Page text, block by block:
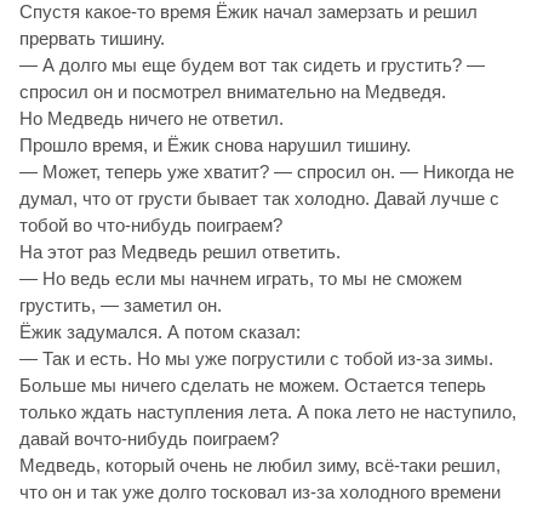
Спустя какое-то время Ёжик начал замерзать и решил
прервать тишину.
— А долго мы еще будем вот так сидеть и грустить? —
спросил он и посмотрел внимательно на Медведя.
Но Медведь ничего не ответил.
Прошло время, и Ёжик снова нарушил тишину.
— Может, теперь уже хватит? — спросил он. — Никогда не
думал, что от грусти бывает так холодно. Давай лучше с
тобой во что-нибудь поиграем?
На этот раз Медведь решил ответить.
— Но ведь если мы начнем играть, то мы не сможем
грустить, — заметил он.
Ёжик задумался. А потом сказал:
— Так и есть. Но мы уже погрустили с тобой из-за зимы.
Больше мы ничего сделать не можем. Остается теперь
только ждать наступления лета. А пока лето не наступило,
давай вочто-нибудь поиграем?
Медведь, который очень не любил зиму, всё-таки решил,
что он и так уже долго тосковал из-за холодного времени